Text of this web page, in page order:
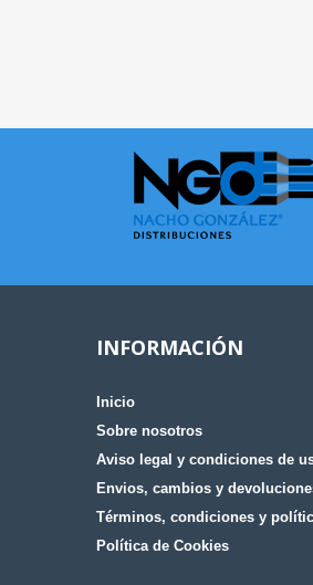
INFORMACIÓN
Inicio
Sobre nosotros
Aviso legal y condiciones de
Envios, cambios y
Términos, condiciones y
Política de Cookies